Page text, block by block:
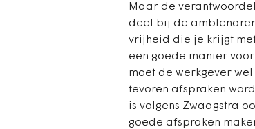
Maar de
deel bij de
vrijheid die je krijgt
een goede manier
moet de werkgever
tevoren afspraken
is volgens Zwaagstra
goede afspraken